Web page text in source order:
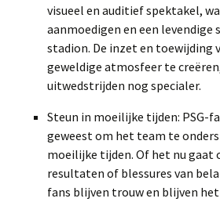
visueel en auditief spektakel,
aanmoedigen en een levendige
stadion. De inzet en toewijding
geweldige atmosfeer te
uitwedstrijden nog specialer.
Steun in moeilijke tijden: PSG-
geweest om het team te
moeilijke tijden. Of het nu gaat
resultaten of blessures van
fans blijven trouw en blijven